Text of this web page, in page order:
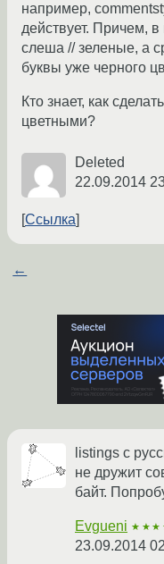
например,
действует. Причем,
слеша // зеленые, а
буквы уже черного
Кто знает, как
цветными?
Deleted
22.09.2014
Ссылка
←
listings с
не дружит
байт.
Evgueni
23.09.2014